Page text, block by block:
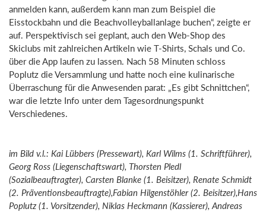
anmelden kann, außerdem kann man zum Beispiel die
Eisstockbahn und die Beachvolleyballanlage buchen“, zeigte er
auf. Perspektivisch sei geplant, auch den Web-Shop des
Skiclubs mit zahlreichen Artikeln wie T-Shirts, Schals und Co.
über die App laufen zu lassen. Nach 58 Minuten schloss
Poplutz die Versammlung und hatte noch eine kulinarische
Überraschung für die Anwesenden parat: „Es gibt Schnittchen“,
war die letzte Info unter dem Tagesordnungspunkt
Verschiedenes.
im Bild v.l.: Kai Lübbers (Pressewart), Karl Wilms (1. Schriftführer),
Georg Ross (Liegenschaftswart), Thorsten Pledl
(Sozialbeauftragter), Carsten Blanke (1. Beisitzer), Renate Schmidt
(2. Präventionsbeauftragte),Fabian Hilgenstöhler (2. Beisitzer),Hans
Poplutz (1. Vorsitzender), Niklas Heckmann (Kassierer), Andreas